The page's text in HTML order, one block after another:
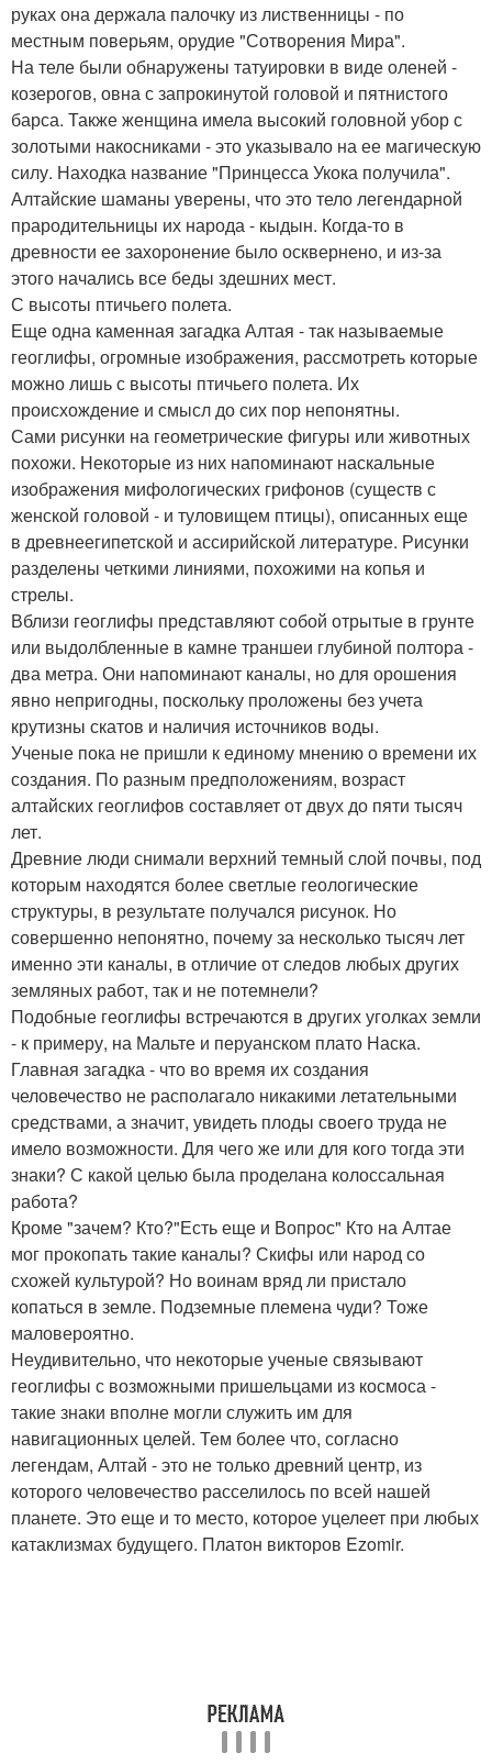
руках она держала палочку из лиственницы - по
местным поверьям, орудие "Сотворения Мира".
На теле были обнаружены татуировки в виде оленей -
козерогов, овна с запрокинутой головой и пятнистого
барса. Также женщина имела высокий головной убор с
золотыми накосниками - это указывало на ее магическую
силу. Находка название "Принцесса Укока получила".
Алтайские шаманы уверены, что это тело легендарной
прародительницы их народа - кыдын. Когда-то в
древности ее захоронение было осквернено, и из-за
этого начались все беды здешних мест.
С высоты птичьего полета.
Еще одна каменная загадка Алтая - так называемые
геоглифы, огромные изображения, рассмотреть которые
можно лишь с высоты птичьего полета. Их
происхождение и смысл до сих пор непонятны.
Сами рисунки на геометрические фигуры или животных
похожи. Некоторые из них напоминают наскальные
изображения мифологических грифонов (существ с
женской головой - и туловищем птицы), описанных еще
в древнеегипетской и ассирийской литературе. Рисунки
разделены четкими линиями, похожими на копья и
стрелы.
Вблизи геоглифы представляют собой отрытые в грунте
или выдолбленные в камне траншеи глубиной полтора -
два метра. Они напоминают каналы, но для орошения
явно непригодны, поскольку проложены без учета
крутизны скатов и наличия источников воды.
Ученые пока не пришли к единому мнению о времени их
создания. По разным предположениям, возраст
алтайских геоглифов составляет от двух до пяти тысяч
лет.
Древние люди снимали верхний темный слой почвы, под
которым находятся более светлые геологические
структуры, в результате получался рисунок. Но
совершенно непонятно, почему за несколько тысяч лет
именно эти каналы, в отличие от следов любых других
земляных работ, так и не потемнели?
Подобные геоглифы встречаются в других уголках земли
- к примеру, на Мальте и перуанском плато Наска.
Главная загадка - что во время их создания
человечество не располагало никакими летательными
средствами, а значит, увидеть плоды своего труда не
имело возможности. Для чего же или для кого тогда эти
знаки? С какой целью была проделана колоссальная
работа?
Кроме "зачем? Кто?"Есть еще и Вопрос" Кто на Алтае
мог прокопать такие каналы? Скифы или народ со
схожей культурой? Но воинам вряд ли пристало
копаться в земле. Подземные племена чуди? Тоже
маловероятно.
Неудивительно, что некоторые ученые связывают
геоглифы с возможными пришельцами из космоса -
такие знаки вполне могли служить им для
навигационных целей. Тем более что, согласно
легендам, Алтай - это не только древний центр, из
которого человечество расселилось по всей нашей
планете. Это еще и то место, которое уцелеет при любых
катаклизмах будущего. Платон викторов Ezomir.